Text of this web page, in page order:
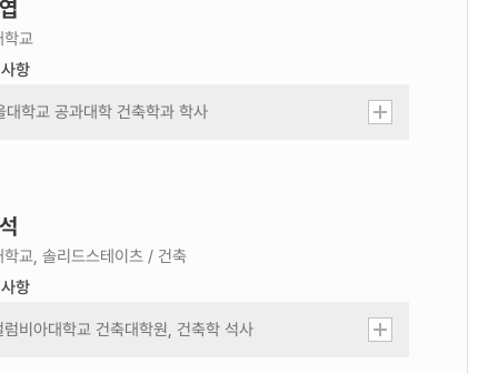
보
기
학교
항
대학교 공과대학 건축학과 학사
사학위
델피아에서 건축가로 활동, 미술관, 청소년관, 공동주거,
노, 호텔 등 설계
베니아 대학교에서 스튜디오 인스트럭터로, 드렉셀 대
에서 디자인 크리틱으로 활동
심
보
기
학교, 솔리드스테이츠 / 건축
항
비아대학교 건축대학원, 건축학 석사
심